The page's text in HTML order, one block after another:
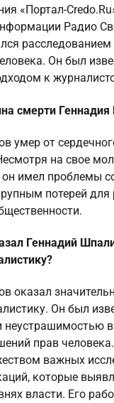
«Портал-
Радио
расследованием
Он был
к
смерти
умер от
на свое
имел проблемы
потерей для
Геннадий
оказал
Он был
неустрашимостью
прав
важных
которые
власти. Его